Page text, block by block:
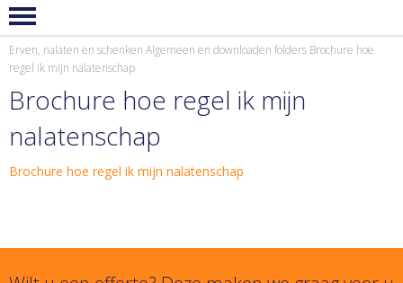
Erven, nalaten en schenken Algemeen en downloaden folders Brochure hoe
regel ik mijn nalatenschap
Brochure hoe regel ik mijn
nalatenschap
Brochure hoe regel ik mijn nalatenschap